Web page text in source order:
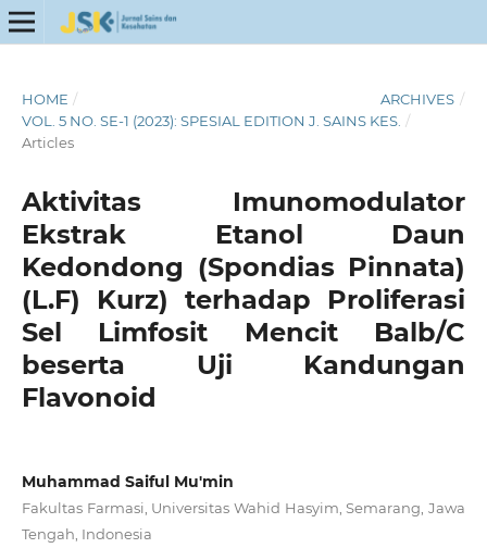
HOME / ARCHIVES /
VOL. 5 NO. SE-1 (2023): SPESIAL EDITION J. SAINS KES. /
Articles
Aktivitas Imunomodulator
Ekstrak Etanol Daun
Kedondong (Spondias Pinnata)
(L.F) Kurz) terhadap Proliferasi
Sel Limfosit Mencit Balb/C
beserta Uji Kandungan
Flavonoid
Muhammad Saiful Mu'min
Fakultas Farmasi, Universitas Wahid Hasyim, Semarang, Jawa
Tengah, Indonesia